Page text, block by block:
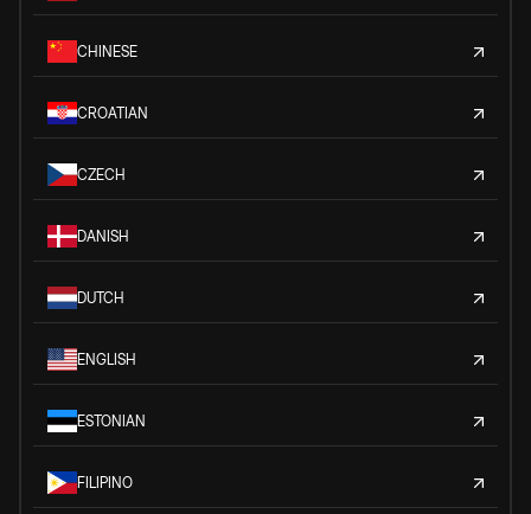
CHINESE
CROATIAN
CZECH
DANISH
DUTCH
ENGLISH
ESTONIAN
FILIPINO